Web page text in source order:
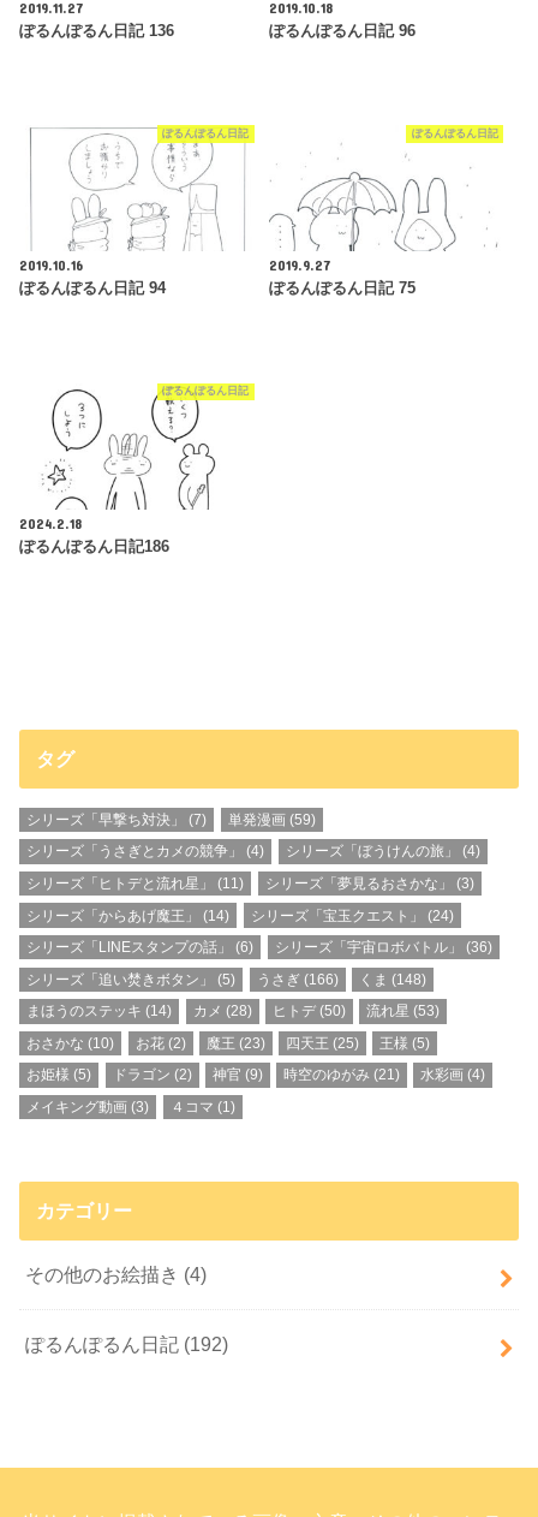
2019.11.27
ぽるんぽるん日記 136
2019.10.18
ぽるんぽるん日記 96
ぽるんぽるん日記
2019.10.16
ぽるんぽるん日記 94
ぽるんぽるん日記
2019.9.27
ぽるんぽるん日記 75
ぽるんぽるん日記
2024.2.18
ぽるんぽるん日記186
タグ
シリーズ「早撃ち対決」 (7) 単発漫画(59)
シリーズ「うさぎとカメの競争」
(4) シリーズ「ぼうけんの旅」
(4)
シリーズ「ヒトデと流れ星」
(11) シリーズ「夢見るおさかな」
(3)
シリーズ「からあげ魔王」
(14) シリーズ「宝玉クエスト」
(24)
シリーズ「LINEスタンプの話」
(6) シリーズ「宇宙ロボバトル」
(36)
シリーズ「追い焚きボタン」
(5) うさぎ (166) くま (148)
まほうのステッキ (14) カメ (28) ヒトデ(50) 流れ星 (53)
おさかな (10) お花(2) 魔王 (23) 四天王 (25) 王様 (5)
お姫様 (5) ドラゴン (2) 神官 (9) 時空のゆがみ (21) 水彩画 (4)
メイキング動画 (3) ４コマ (1)
カテゴリー
その他のお絵描き (4)
ぽるんぽるん日記 (192)